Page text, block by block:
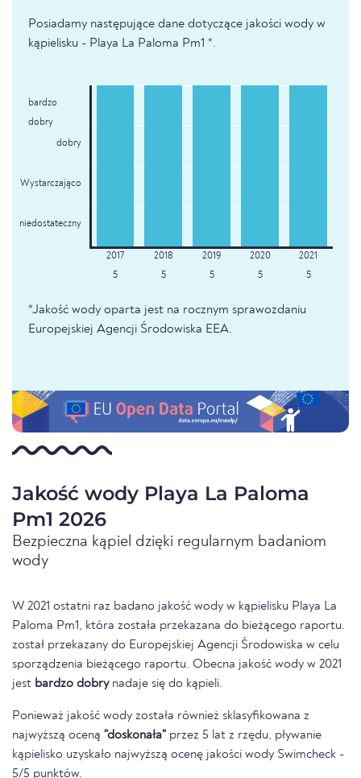
Posiadamy następujące dane dotyczące jakości wody w
kąpielisku - Playa La Paloma Pm1 *.
bardzo
dobry
dobry
Wystarczająco
niedostateczny
5 5 5 5 5
*Jakość wody oparta jest na rocznym sprawozdaniu
Europejskiej Agencji Środowiska EEA.
Jakość wody Playa La Paloma
Pm1 2026
Bezpieczna kąpiel dzięki regularnym badaniom
wody
W 2021 ostatni raz badano jakość wody w kąpielisku Playa La
Paloma Pm1, która została przekazana do bieżącego raportu.
został przekazany do Europejskiej Agencji Środowiska w celu
sporządzenia bieżącego raportu. Obecna jakość wody w 2021
jest bardzo dobrynadaje się do kąpieli.
Ponieważ jakość wody została również sklasyfikowana z
najwyższą oceną "doskonała" przez 5 lat z rzędu, pływanie
kąpielisko uzyskało najwyższą ocenę jakości wody Swimcheck -
5/5 punktów.